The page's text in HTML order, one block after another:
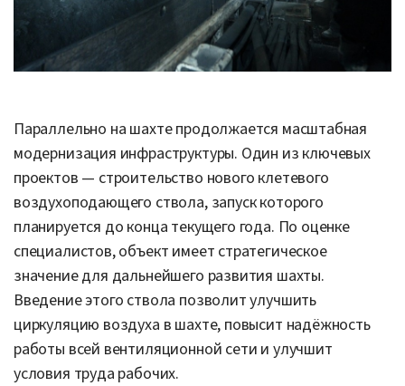
Параллельно на шахте продолжается масштабная
модернизация инфраструктуры. Один из ключевых
проектов — строительство нового клетевого
воздухоподающего ствола, запуск которого
планируется до конца текущего года. По оценке
специалистов, объект имеет стратегическое
значение для дальнейшего развития шахты.
Введение этого ствола позволит улучшить
циркуляцию воздуха в шахте, повысит надёжность
работы всей вентиляционной сети и улучшит
условия труда рабочих.